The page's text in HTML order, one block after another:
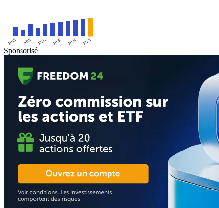
2016 2018 2020 2022 2024 2026
Sponsorisé